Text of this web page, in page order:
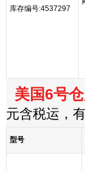
库存编号:4537297
美国6号
元含税运，
型号